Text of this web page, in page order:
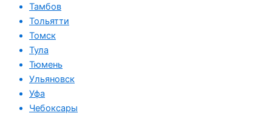
Тамбов
Тольятти
Томск
Тула
Тюмень
Ульяновск
Уфа
Чебоксары